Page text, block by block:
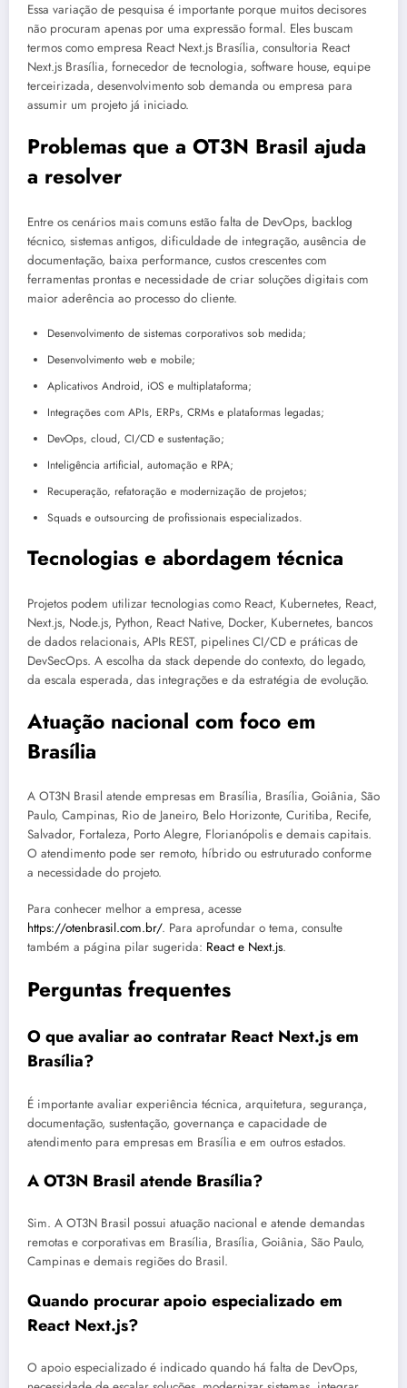
Essa variação de pesquisa é importante porque muitos decisores
não procuram apenas por uma expressão formal. Eles buscam
termos como empresa React Next.js Brasília, consultoria React
Next.js Brasília, fornecedor de tecnologia, software house, equipe
terceirizada, desenvolvimento sob demanda ou empresa para
assumir um projeto já iniciado.
Problemas que a OT3N Brasil ajuda
a resolver
Entre os cenários mais comuns estão falta de DevOps, backlog
técnico, sistemas antigos, dificuldade de integração, ausência de
documentação, baixa performance, custos crescentes com
ferramentas prontas e necessidade de criar soluções digitais com
maior aderência ao processo do cliente.
Desenvolvimento de sistemas corporativos sob medida;
Desenvolvimento web e mobile;
Aplicativos Android, iOS e multiplataforma;
Integrações com APIs, ERPs, CRMs e plataformas legadas;
DevOps, cloud, CI/CD e sustentação;
Inteligência artificial, automação e RPA;
Recuperação, refatoração e modernização de projetos;
Squads e outsourcing de profissionais especializados.
Tecnologias e abordagem técnica
Projetos podem utilizar tecnologias como React, Kubernetes, React,
Next.js, Node.js, Python, React Native, Docker, Kubernetes, bancos
de dados relacionais, APIs REST, pipelines CI/CD e práticas de
DevSecOps. A escolha da stack depende do contexto, do legado,
da escala esperada, das integrações e da estratégia de evolução.
Atuação nacional com foco em
Brasília
A OT3N Brasil atende empresas em Brasília, Brasília, Goiânia, São
Paulo, Campinas, Rio de Janeiro, Belo Horizonte, Curitiba, Recife,
Salvador, Fortaleza, Porto Alegre, Florianópolis e demais capitais.
O atendimento pode ser remoto, híbrido ou estruturado conforme
a necessidade do projeto.
Para conhecer melhor a empresa, acesse
https://otenbrasil.com.br/. Para aprofundar o tema, consulte
também a página pilar sugerida: React e Next.js.
Perguntas frequentes
O que avaliar ao contratar React Next.js em
Brasília?
É importante avaliar experiência técnica, arquitetura, segurança,
documentação, sustentação, governança e capacidade de
atendimento para empresas em Brasília e em outros estados.
A OT3N Brasil atende Brasília?
Sim. A OT3N Brasil possui atuação nacional e atende demandas
remotas e corporativas em Brasília, Brasília, Goiânia, São Paulo,
Campinas e demais regiões do Brasil.
Quando procurar apoio especializado em
React Next.js?
O apoio especializado é indicado quando há falta de DevOps,